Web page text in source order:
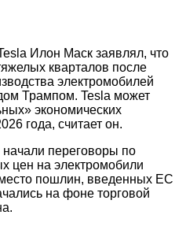
Илон Маск заявлял, что
кварталов после
электромобилей
Трампом. Tesla может
экономических
года, считает он.
переговоры по
цен на электромобили
пошлин, введенных ЕС
на фоне торговой